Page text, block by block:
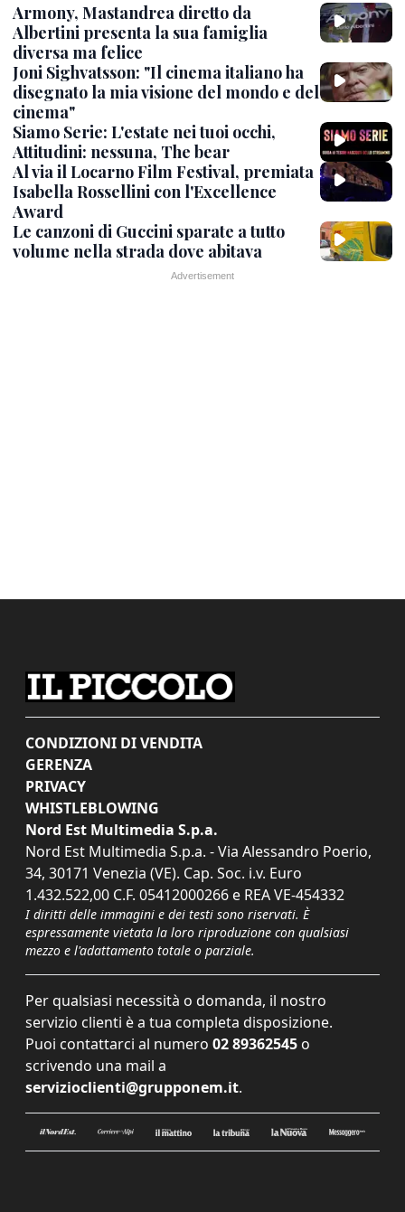
Armony, Mastandrea diretto da
Albertini presenta la sua famiglia
diversa ma felice
Joni Sighvatsson: "Il cinema italiano ha
disegnato la mia visione del mondo e del
cinema"
Siamo Serie: L'estate nei tuoi occhi,
Attitudini: nessuna, The bear
Al via il Locarno Film Festival, premiata
Isabella Rossellini con l'Excellence
Award
Le canzoni di Guccini sparate a tutto
volume nella strada dove abitava
CONDIZIONI DI VENDITA
GERENZA
PRIVACY
WHISTLEBLOWING
Nord Est Multimedia S.p.a.
Nord Est Multimedia S.p.a. - Via Alessandro Poerio,
34, 30171 Venezia (VE). Cap. Soc. i.v. Euro
1.432.522,00 C.F. 05412000266 e REA VE-454332
I diritti delle immagini e dei testi sono riservati. È
espressamente vietata la loro riproduzione con qualsiasi
mezzo e l'adattamento totale o parziale.
Per qualsiasi necessità o domanda, il nostro
servizio clienti è a tua completa disposizione.
Puoi contattarci al numero 02 89362545 o
scrivendo una mail a
servizioclienti@grupponem.it.